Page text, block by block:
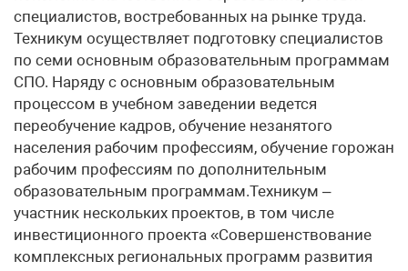
специалистов, востребованных на рынке труда.
Техникум осуществляет подготовку специалистов
по семи основным образовательным программам
СПО. Наряду с основным образовательным
процессом в учебном заведении ведется
переобучение кадров, обучение незанятого
населения рабочим профессиям, обучение горожан
рабочим профессиям по дополнительным
образовательным программам.Техникум –
участник нескольких проектов, в том числе
инвестиционного проекта «Совершенствование
комплексных региональных программ развития